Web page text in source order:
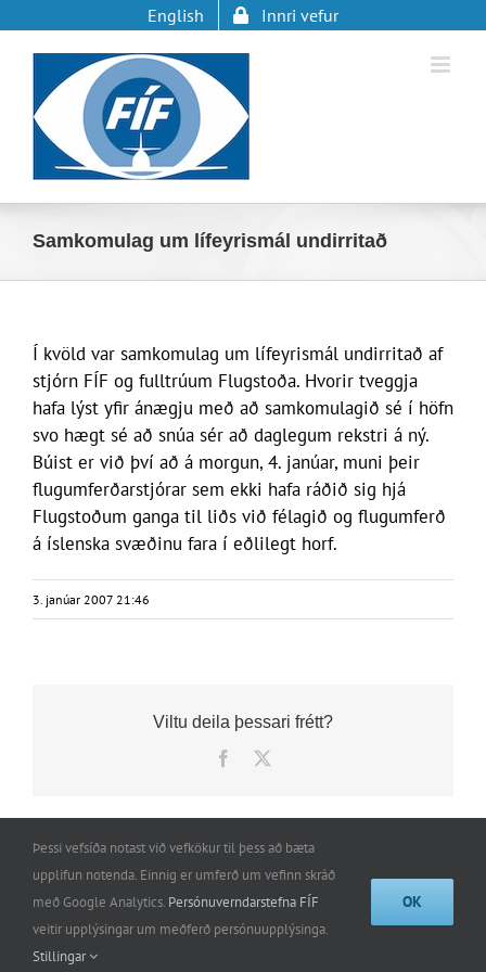
English Innri vefur
Samkomulag um lífeyrismál undirritað
Í kvöld var samkomulag um lífeyrismál undirritað af
stjórn FÍF og fulltrúum Flugstoða. Hvorir tveggja
hafa lýst yfir ánægju með að samkomulagið sé í höfn
svo hægt sé að snúa sér að daglegum rekstri á ný.
Búist er við því að á morgun, 4. janúar, muni þeir
flugumferðarstjórar sem ekki hafa ráðið sig hjá
Flugstoðum ganga til liðs við félagið og flugumferð
á íslenska svæðinu fara í eðlilegt horf.
3. janúar 2007 21:46
Viltu deila þessari frétt?
Facebook
Félag íslenskra flugumferðarstjóra | Stórhöfða 31 | 110
Reykjavík | GSM: 861-0050 |
Þessi vefsíða notast við vefkökur til þess að bæta
upplifun notenda. Einnig er umferð um vefinn skráð
með Google Analytics. Persónuverndarstefna FÍF
veitir upplýsingar um meðferð persónuupplýsinga.
Stillingar
OK